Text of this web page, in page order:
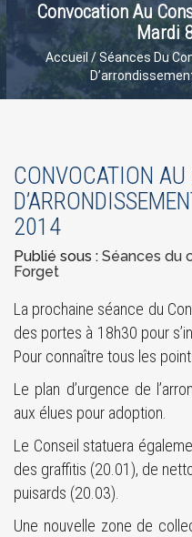
Convocation Au
Mardi
Accueil /Séances Du
CONVOCATION AU
2014
Publié sous : Séances du
Forget
La prochaine séance du
des portes à 18h30 pour
Pour connaître tous les
Le plan d’urgence de
aux élues pour adoption.
Le Conseil statuera
des graffitis (20.01), de
puisards (20.03).
Une nouvelle zone de